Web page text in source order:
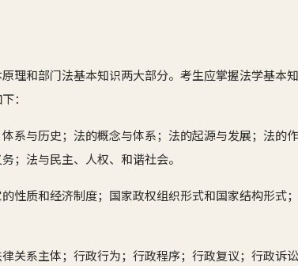
理和部门法基本知识两大部分。考生应掌握法学基本
：
体系与历史；法的概念与体系；法的起源与发展；法的
；法与民主、人权、和谐社会。
的性质和经济制度；国家政权组织形式和国家结构形式
律关系主体；行政行为；行政程序；行政复议；行政诉